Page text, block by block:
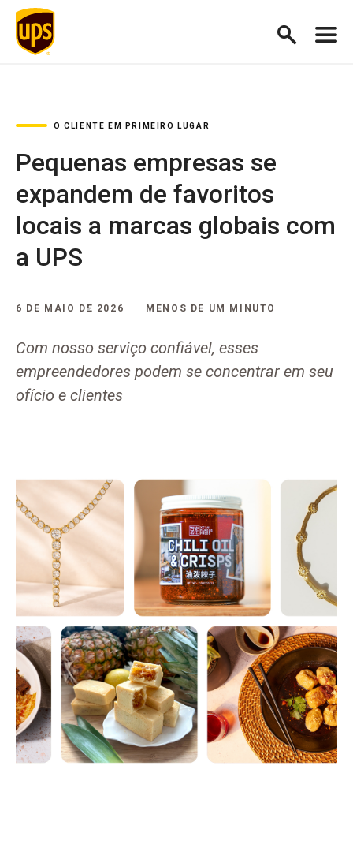
O CLIENTE EM PRIMEIRO LUGAR
Pequenas empresas se
expandem de favoritos
locais a marcas globais com
a UPS
6 DE MAIO DE 2026 MENOS DE UM MINUTO
Com nosso serviço confiável, esses
empreendedores podem se concentrar em seu
ofício e clientes